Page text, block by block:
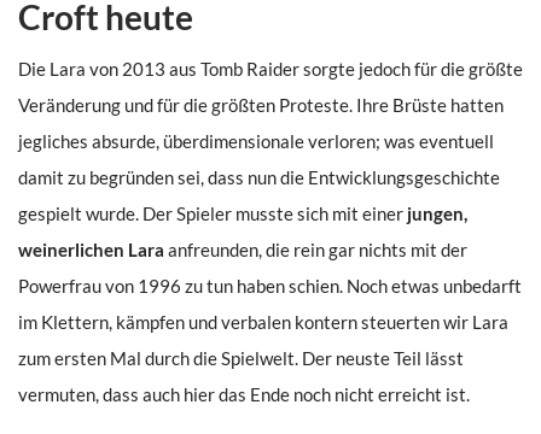
Croft heute
Die Lara von 2013 aus Tomb Raider sorgte jedoch für die größte
Veränderung und für die größten Proteste. Ihre Brüste hatten
jegliches absurde, überdimensionale verloren; was eventuell
damit zu begründen sei, dass nun die Entwicklungsgeschichte
gespielt wurde. Der Spieler musste sich mit einer jungen,
weinerlichen Lara anfreunden, die rein gar nichts mit der
Powerfrau von 1996 zu tun haben schien. Noch etwas unbedarft
im Klettern, kämpfen und verbalen kontern steuerten wir Lara
zum ersten Mal durch die Spielwelt. Der neuste Teil lässt
vermuten, dass auch hier das Ende noch nicht erreicht ist.